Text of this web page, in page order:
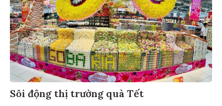
Sôi động thị trường quà Tết